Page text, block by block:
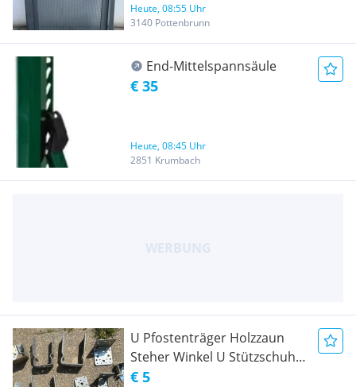
Heute, 08:55 Uhr
3140 Pottenbrunn
End-Mittelspannsäule
€ 35
Heute, 08:45 Uhr
2851 Krumbach
U Pfostenträger Holzzaun
Steher Winkel U Stützschuh
Befestigungen 2x
€ 5